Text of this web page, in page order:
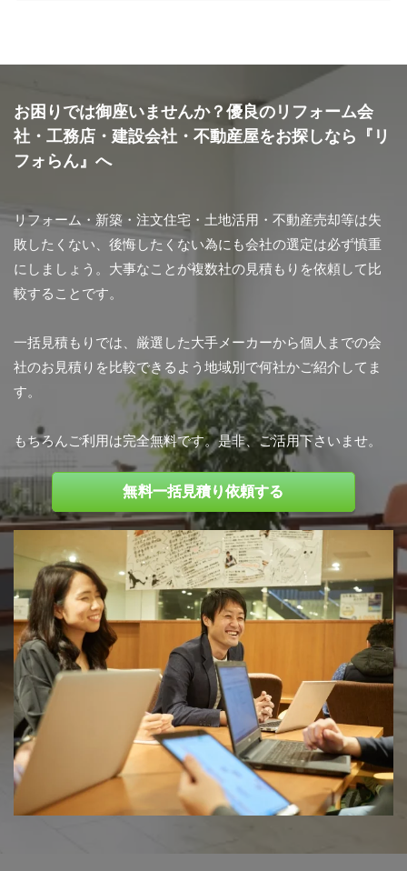
お困りでは御座いませんか？優良のリフォーム会
社・工務店・建設会社・不動産屋をお探しなら『リ
フォらん』へ
リフォーム・新築・注文住宅・土地活用・不動産売却等は失
敗したくない、後悔したくない為にも会社の選定は必ず慎重
にしましょう。大事なことが複数社の見積もりを依頼して比
較することです。
一括見積もりでは、厳選した大手メーカーから個人までの会
社のお見積りを比較できるよう地域別で何社かご紹介してま
す。
もちろんご利用は完全無料です。是非、ご活用下さいませ。
無料一括見積り依頼する